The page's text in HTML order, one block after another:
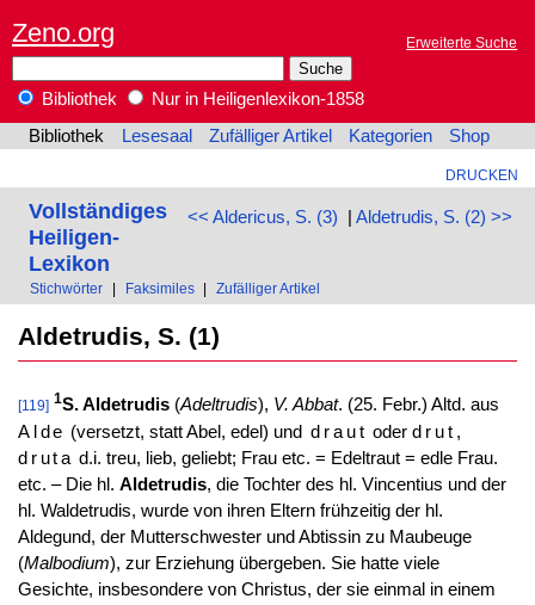
Zeno.org Erweiterte Suche
Bibliothek
Nur in Heiligenlexikon-1858
Bibliothek
Lesesaal Zufälliger Artikel Kategorien Shop
DRUCKEN
<< Aldericus, S. (3) | Aldetrudis, S. (2) >>
Vollständiges
Heiligen-
Lexikon
Stichwörter Faksimiles Zufälliger Artikel
Aldetrudis, S. (1)
[119] 1S. Aldetrudis(Adeltrudis), V. Abbat. (25. Febr.) Altd. aus
Alde (versetzt, statt Abel, edel) und draut oder drut,
druta d.i. treu, lieb, geliebt; Frau etc. = Edeltraut = edle Frau.
etc. – Die hl. Aldetrudis, die Tochter des hl. Vincentius und der
hl. Waldetrudis, wurde von ihren Eltern frühzeitig der hl.
Aldegund, der Mutterschwester und Abtissin zu Maubeuge
(Malbodium), zur Erziehung übergeben. Sie hatte viele
Gesichte, insbesondere von Christus, der sie einmal in einem